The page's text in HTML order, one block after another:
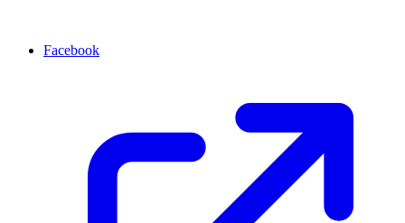
Facebook